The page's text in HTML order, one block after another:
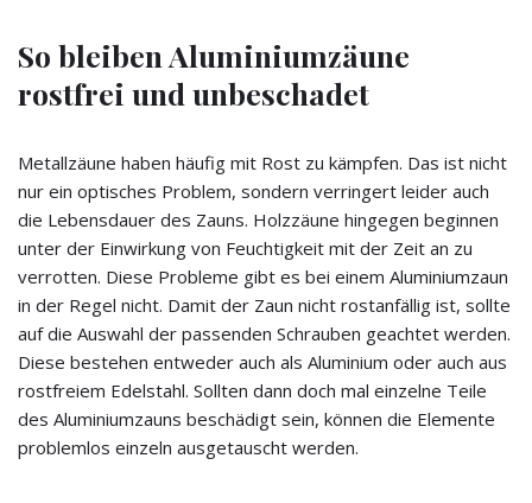
So bleiben Aluminiumzäune
rostfrei und unbeschadet
Metallzäune haben häufig mit Rost zu kämpfen. Das ist nicht
nur ein optisches Problem, sondern verringert leider auch
die Lebensdauer des Zauns. Holzzäune hingegen beginnen
unter der Einwirkung von Feuchtigkeit mit der Zeit an zu
verrotten. Diese Probleme gibt es bei einem Aluminiumzaun
in der Regel nicht. Damit der Zaun nicht rostanfällig ist, sollte
auf die Auswahl der passenden Schrauben geachtet werden.
Diese bestehen entweder auch als Aluminium oder auch aus
rostfreiem Edelstahl. Sollten dann doch mal einzelne Teile
des Aluminiumzauns beschädigt sein, können die Elemente
problemlos einzeln ausgetauscht werden.